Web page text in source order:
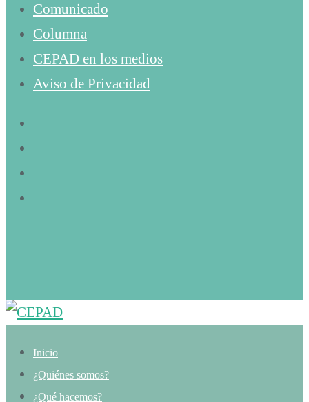
Comunicado
Columna
CEPAD en los medios
Aviso de Privacidad
Inicio
¿Quiénes somos?
¿Qué hacemos?